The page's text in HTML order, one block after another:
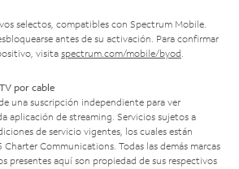
selectos, compatibles con Spectrum Mobile.
antes de su activación. Para confirmar
visita spectrum.com/mobile/byod
por cable
una suscripción independiente para ver
aplicación de streaming. Servicios sujetos a
de servicio vigentes, los cuales están
Communications. Todas las demás marcas
presentes aquí son propiedad de sus respectivos